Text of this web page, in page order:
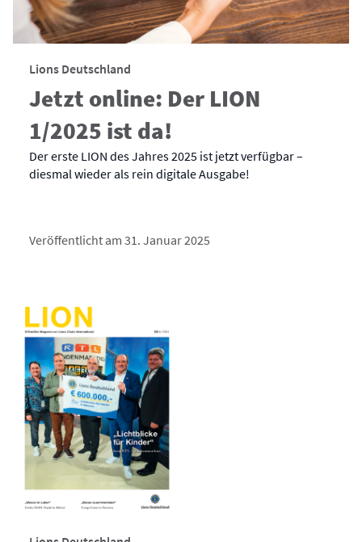
Lions Deutschland
Jetzt online: Der LION
1/2025 ist da!
Der erste LION des Jahres 2025 ist jetzt verfügbar –
diesmal wieder als rein digitale Ausgabe!
Veröffentlicht am 31. Januar 2025